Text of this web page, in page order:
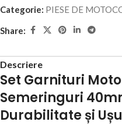
Categorie: PIESE DE
Share:
Descriere
Set Garnituri
Semeringuri
Durabilitate și